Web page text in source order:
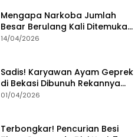
Mengapa Narkoba Jumlah
Besar Berulang Kali Ditemukan
di Wilayah Kepulauan
14/04/2026
Sadis! Karyawan Ayam Geprek
di Bekasi Dibunuh Rekannya
karena Tolak Diajak Merampok
01/04/2026
Terbongkar! Pencurian Besi